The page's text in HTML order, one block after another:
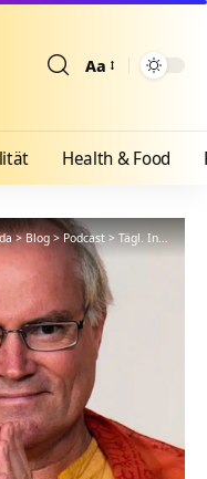
Aa
Health & Food
>Blog>Podcast>Tägl. Inspiration